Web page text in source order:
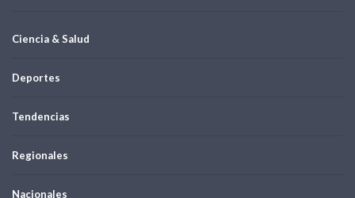
Ciencia & Salud
Deportes
Tendencias
Regionales
Nacionales